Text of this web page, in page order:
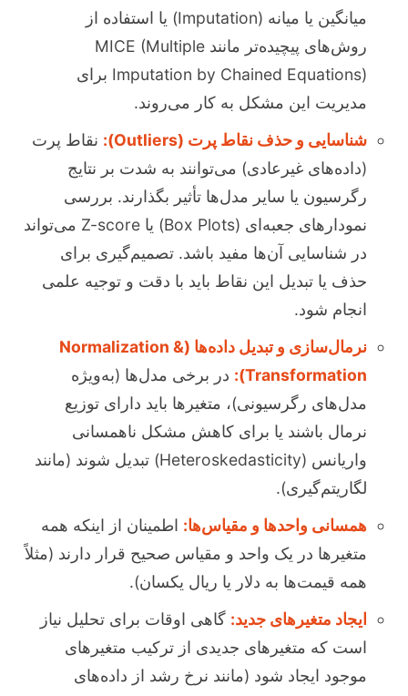
میانگین یا میانه (Imputation) یا استفاده از
روش‌های پیچیده‌تر مانند MICE (Multiple
Imputation by Chained Equations) برای
مدیریت این مشکل به کار می‌روند.
شناسایی و حذف نقاط پرت (Outliers):
نقاط پرت
(داده‌های غیرعادی) می‌توانند به شدت بر نتایج
رگرسیون یا سایر مدل‌ها تأثیر بگذارند. بررسی
نمودارهای جعبه‌ای (Box Plots) یا Z-score می‌تواند
در شناسایی آن‌ها مفید باشد. تصمیم‌گیری برای
حذف یا تبدیل این نقاط باید با دقت و توجیه علمی
انجام شود.
نرمال‌سازی و تبدیل داده‌ها (Normalization &
Transformation):
در برخی مدل‌ها (به‌ویژه
مدل‌های رگرسیونی)، متغیرها باید دارای توزیع
نرمال باشند یا برای کاهش مشکل ناهمسانی
واریانس (Heteroskedasticity) تبدیل شوند (مانند
لگاریتم‌گیری).
همسانی واحدها و مقیاس‌ها: اطمینان از اینکه همه
متغیرها در یک واحد و مقیاس صحیح قرار دارند (مثلاً
همه قیمت‌ها به دلار یا ریال یکسان).
ایجاد متغیرهای جدید: گاهی اوقات برای تحلیل نیاز
است که متغیرهای جدیدی از ترکیب متغیرهای
موجود ایجاد شود (مانند نرخ رشد از داده‌های